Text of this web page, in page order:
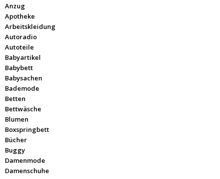
Anzug
Apotheke
Arbeitskleidung
Autoradio
Autoteile
Babyartikel
Babybett
Babysachen
Bademode
Betten
Bettwäsche
Blumen
Boxspringbett
Bücher
Buggy
Damenmode
Damenschuhe